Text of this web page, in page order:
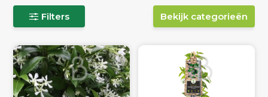
Filters Bekijk categorieën